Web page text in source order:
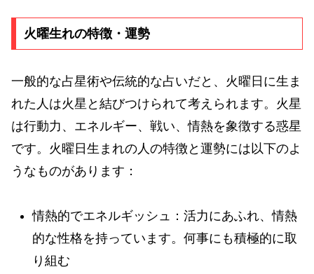
火曜生れの特徴・運勢
一般的な占星術や伝統的な占いだと、火曜日に生ま
れた人は火星と結びつけられて考えられます。火星
は行動力、エネルギー、戦い、情熱を象徴する惑星
です。火曜日生まれの人の特徴と運勢には以下のよ
うなものがあります：
情熱的でエネルギッシュ：活力にあふれ、情熱
的な性格を持っています。何事にも積極的に取
り組む